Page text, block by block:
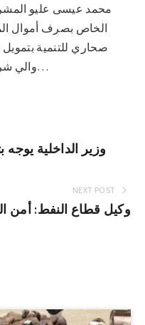
محمد عيسى عليو
الخاص بصرف أموال
صحاري للتنمية بتمويل
والي شرق دارفور جهود المنظمات الدولية…
وزير الداخلية يوجه
NEXT POST
وكيل قطاع النفط: أمن